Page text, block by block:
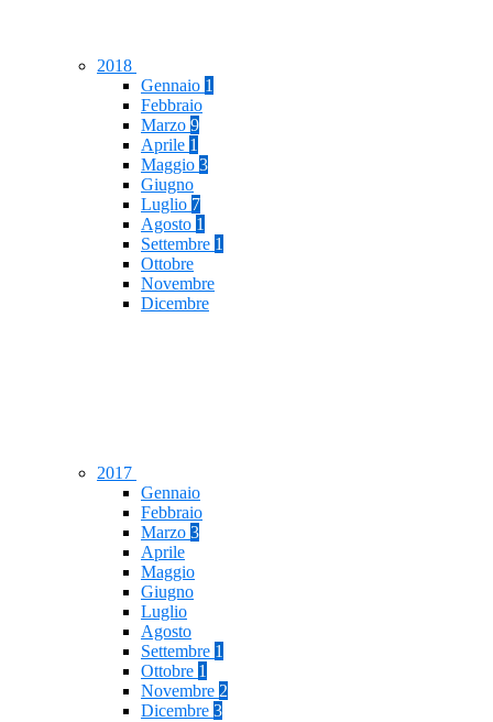
2018
Gennaio 1
Febbraio
Marzo 9
Aprile 1
Maggio 3
Giugno
Luglio 7
Agosto 1
Settembre 1
Ottobre
Novembre
Dicembre
2017
Gennaio
Febbraio
Marzo 3
Aprile
Maggio
Giugno
Luglio
Agosto
Settembre 1
Ottobre 1
Novembre 2
Dicembre 3